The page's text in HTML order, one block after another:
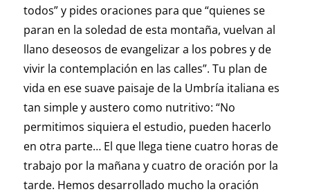
todos” y pides oraciones para que “quienes se
paran en la soledad de esta montaña, vuelvan al
llano deseosos de evangelizar a los pobres y de
vivir la contemplación en las calles”. Tu plan de
vida en ese suave paisaje de la Umbría italiana es
tan simple y austero como nutritivo: “No
permitimos siquiera el estudio, pueden hacerlo
en otra parte… El que llega tiene cuatro horas de
trabajo por la mañana y cuatro de oración por la
tarde. Hemos desarrollado mucho la oración